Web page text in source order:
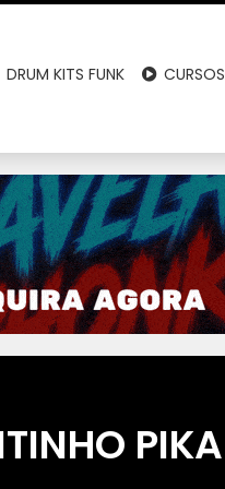
DRUM KITS FUNK CURSOS
PIKA